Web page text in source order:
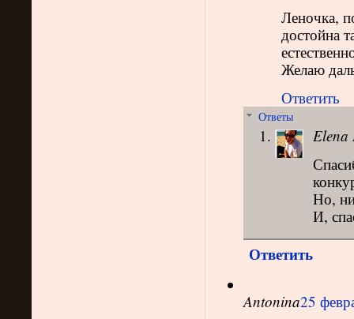
Леночка,
достойна
Желаю
Ответить
Ответы
Elena
Но,
И,
Ответить
Antonina25